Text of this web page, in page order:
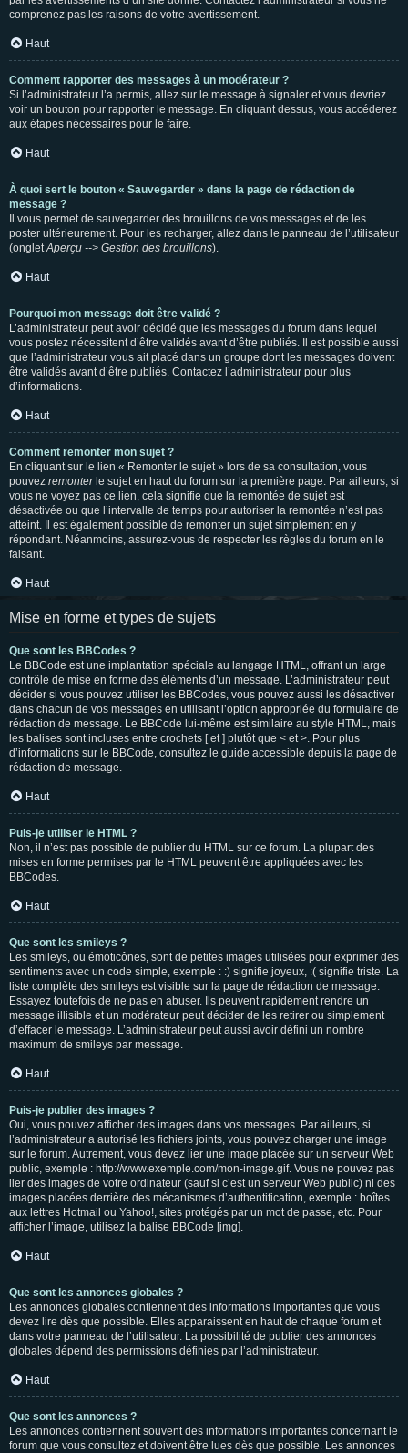
comprenez pas les raisons de votre avertissement.
Haut
Comment rapporter des messages à un modérateur ?
Si l’administrateur l’a permis, allez sur le message à signaler et vous devriez
voir un bouton pour rapporter le message. En cliquant dessus, vous accéderez
aux étapes nécessaires pour le faire.
Haut
À quoi sert le bouton « Sauvegarder » dans la page de rédaction de
message ?
Il vous permet de sauvegarder des brouillons de vos messages et de les
poster ultérieurement. Pour les recharger, allez dans le panneau de l’utilisateur
(ongletAperçu --> Gestion des brouillons).
Haut
Pourquoi mon message doit être validé ?
L’administrateur peut avoir décidé que les messages du forum dans lequel
vous postez nécessitent d’être validés avant d’être publiés. Il est possible aussi
que l’administrateur vous ait placé dans un groupe dont les messages doivent
être validés avant d’être publiés. Contactez l’administrateur pour plus
d’informations.
Haut
Comment remonter mon sujet ?
En cliquant sur le lien « Remonter le sujet » lors de sa consultation, vous
pouvez remonterle sujet en haut du forum sur la première page. Par ailleurs, si
vous ne voyez pas ce lien, cela signifie que la remontée de sujet est
désactivée ou que l’intervalle de temps pour autoriser la remontée n’est pas
atteint. Il est également possible de remonter un sujet simplement en y
répondant. Néanmoins, assurez-vous de respecter les règles du forum en le
faisant.
Haut
Mise en forme et types de sujets
Que sont les BBCodes ?
Le BBCode est une implantation spéciale au langage HTML, offrant un large
contrôle de mise en forme des éléments d’un message. L’administrateur peut
décider si vous pouvez utiliser les BBCodes, vous pouvez aussi les désactiver
dans chacun de vos messages en utilisant l’option appropriée du formulaire de
rédaction de message. Le BBCode lui-même est similaire au style HTML, mais
les balises sont incluses entre crochets [ et ] plutôt que < et >. Pour plus
d’informations sur le BBCode, consultez le guide accessible depuis la page de
rédaction de message.
Haut
Puis-je utiliser le HTML ?
Non, il n’est pas possible de publier du HTML sur ce forum. La plupart des
mises en forme permises par le HTML peuvent être appliquées avec les
BBCodes.
Haut
Que sont les smileys ?
Les smileys, ou émoticônes, sont de petites images utilisées pour exprimer des
sentiments avec un code simple, exemple : :) signifie joyeux, :( signifie triste. La
liste complète des smileys est visible sur la page de rédaction de message.
Essayez toutefois de ne pas en abuser. Ils peuvent rapidement rendre un
message illisible et un modérateur peut décider de les retirer ou simplement
d’effacer le message. L’administrateur peut aussi avoir défini un nombre
maximum de smileys par message.
Haut
Puis-je publier des images ?
Oui, vous pouvez afficher des images dans vos messages. Par ailleurs, si
l’administrateur a autorisé les fichiers joints, vous pouvez charger une image
sur le forum. Autrement, vous devez lier une image placée sur un serveur Web
public, exemple : http://www.exemple.com/mon-image.gif. Vous ne pouvez pas
lier des images de votre ordinateur (sauf si c’est un serveur Web public) ni des
images placées derrière des mécanismes d’authentification, exemple : boîtes
aux lettres Hotmail ou Yahoo!, sites protégés par un mot de passe, etc. Pour
afficher l’image, utilisez la balise BBCode [img].
Haut
Que sont les annonces globales ?
Les annonces globales contiennent des informations importantes que vous
devez lire dès que possible. Elles apparaissent en haut de chaque forum et
dans votre panneau de l’utilisateur. La possibilité de publier des annonces
globales dépend des permissions définies par l’administrateur.
Haut
Que sont les annonces ?
Les annonces contiennent souvent des informations importantes concernant le
forum que vous consultez et doivent être lues dès que possible. Les annonces